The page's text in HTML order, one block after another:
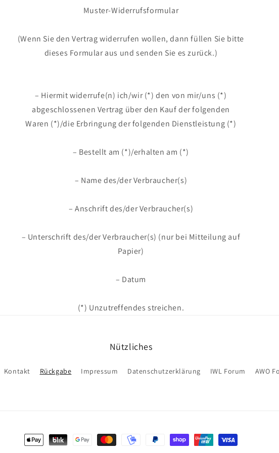
Muster-Widerrufsformular
(Wenn Sie den Vertrag widerrufen wollen, dann füllen Sie bitte
dieses Formular aus und senden Sie es zurück.)
– Hiermit widerrufe(n) ich/wir (*) den von mir/uns (*)
abgeschlossenen Vertrag über den Kauf der folgenden
Waren (*)/die Erbringung der folgenden Dienstleistung (*)
– Bestellt am (*)/erhalten am (*)
– Name des/der Verbraucher(s)
– Anschrift des/der Verbraucher(s)
– Unterschrift des/der Verbraucher(s) (nur bei Mitteilung auf
Papier)
– Datum
(*) Unzutreffendes streichen.
Nützliches
Kontakt Rückgabe Impressum Datenschutzerklärung IWL Forum AWO
Zahlungsmethoden